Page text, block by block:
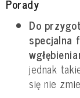
Porady
Do
specjalna
jednak
się nie